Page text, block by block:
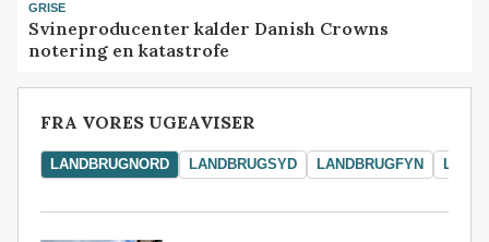
GRISE
Svineproducenter kalder Danish Crowns
notering en katastrofe
FRA VORES UGEAVISER
LANDBRUGNORD LANDBRUGSYD LANDBRUGFYN